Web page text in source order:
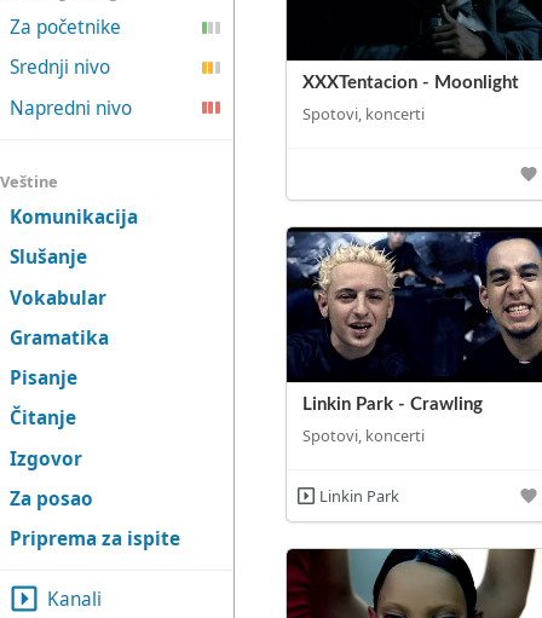
Za početnike
Srednji nivo
Napredni nivo
Veštine
Komunikacija
Slušanje
Vokabular
Gramatika
Pisanje
Čitanje
Izgovor
Za posao
Priprema za ispite
Kanali
XXXTentacion - Moonlight
Spotovi, koncerti
Linkin Park - Crawling
Spotovi, koncerti
Linkin Park